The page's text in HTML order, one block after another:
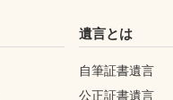
遺言とは
自筆証書遺言
公正証書遺言